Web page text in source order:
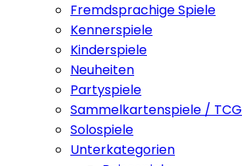
Fremdsprachige Spiele
Kennerspiele
Kinderspiele
Neuheiten
Partyspiele
Sammelkartenspiele / TCG
Solospiele
Unterkategorien